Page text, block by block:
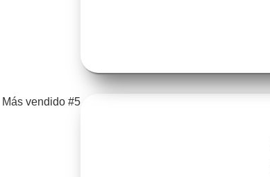
Más vendido #5